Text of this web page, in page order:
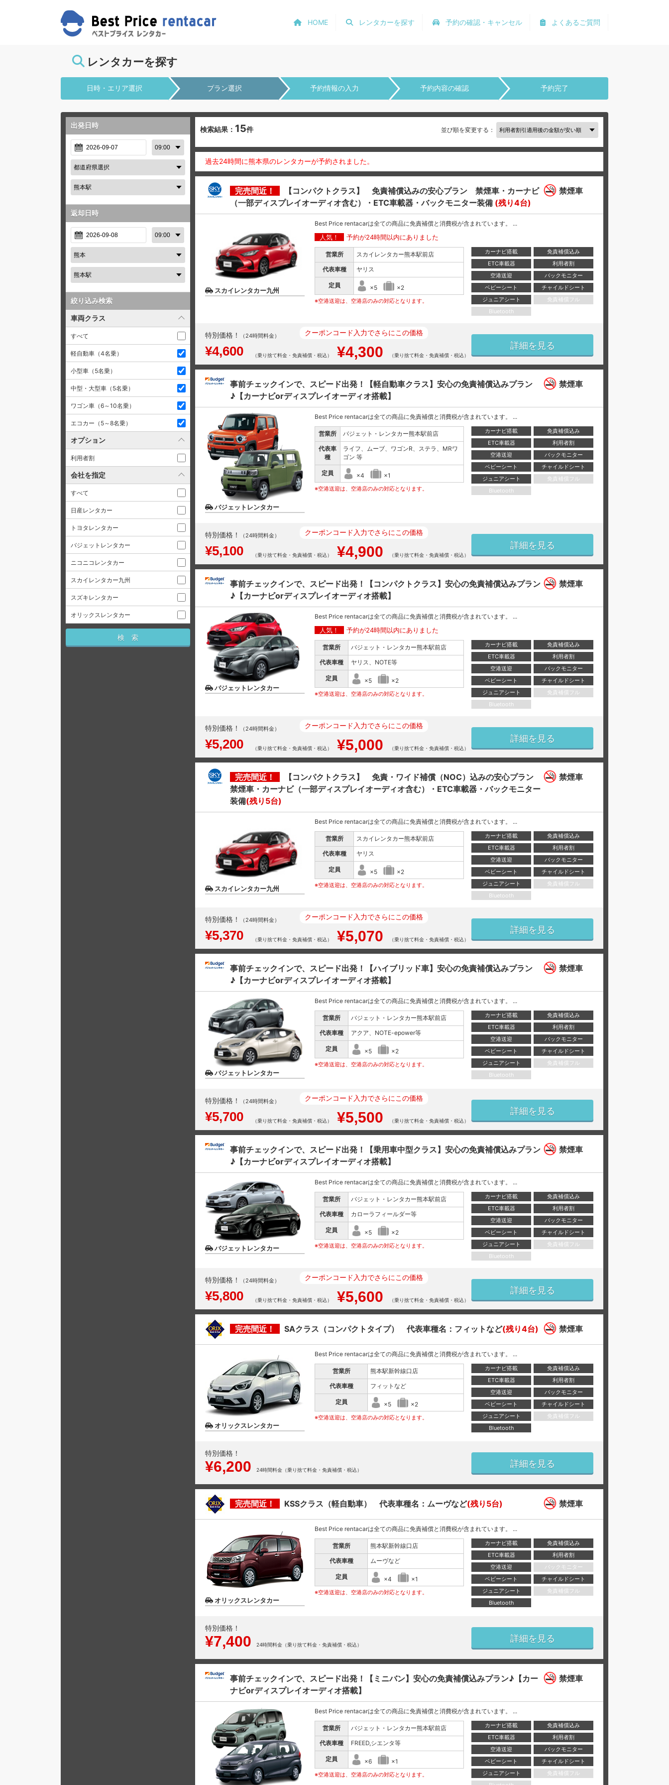
よくあるご質問
予約の確認・キャンセル
レンタカーを探す
HOME
レンタカーを探す
日時・エリア選択 プラン選択 予約情報の入力 予約内容の確認 予約完了
出発日時
返却日時
絞り込み検索
車両クラス
すべて
軽自動車（4名乗）
小型車（5名乗）
中型・大型車（5名乗）
ワゴン車（6～10名乗）
エコカー（5～8名乗）
オプション
利用者割
会社を指定
すべて
日産レンタカー
トヨタレンタカー
バジェットレンタカー
ニコニコレンタカー
スカイレンタカー九州
スズキレンタカー
オリックスレンタカー
検索結果： 15件 並び順を変更する：
過去24時間に熊本県のレンタカーが予約されました。
完売間近！
【コンパクトクラス】 免責補償込みの安心プラン 禁煙車・カーナビ
（一部ディスプレイオーディオ含む）・ETC車載器・バックモニター装備 (残り4台)
禁煙車
スカイレンタカー九州
Best Price rentacarは全ての商品に免責補償と消費税が含まれています。 ...
人気！ 予約が24時間以内にありました
営業所
スカイレンタカー熊本駅前店
代表車種
ヤリス
定員 ×5 ×2
※空港送迎は、空港店のみの対応となります。
カーナビ搭載
免責補償込み
ETC車載器
利用者割
空港送迎
バックモニター
ベビーシート
チャイルドシート
ジュニアシート
免責補償フル
Bluetooth
特別価格！ （24時間料金）
¥4,600 （乗り捨て料金・免責補償・税込）
クーポンコード入力でさらにこの価格
¥4,300 （乗り捨て料金・免責補償・税込）
詳細を見る
事前チェックインで、スピード出発！【軽自動車クラス】安心の免責補償込みプラン
♪【カーナビorディスプレイオーディオ搭載】
禁煙車
バジェットレンタカー
Best Price rentacarは全ての商品に免責補償と消費税が含まれています。 ...
営業所
バジェット・レンタカー熊本駅前店
代表車
種
ライフ、ムーブ、ワゴンR、ステラ、MRワ
ゴン 等
定員 ×4 ×1
※空港送迎は、空港店のみの対応となります。
カーナビ搭載
免責補償込み
ETC車載器
利用者割
空港送迎
バックモニター
ベビーシート
チャイルドシート
ジュニアシート
免責補償フル
Bluetooth
特別価格！ （24時間料金）
¥5,100 （乗り捨て料金・免責補償・税込）
クーポンコード入力でさらにこの価格
¥4,900 （乗り捨て料金・免責補償・税込）
詳細を見る
事前チェックインで、スピード出発！【コンパクトクラス】安心の免責補償込みプラン
♪【カーナビorディスプレイオーディオ搭載】
禁煙車
バジェットレンタカー
Best Price rentacarは全ての商品に免責補償と消費税が含まれています。 ...
人気！ 予約が24時間以内にありました
営業所
バジェット・レンタカー熊本駅前店
代表車種
ヤリス、NOTE等
定員 ×5 ×2
※空港送迎は、空港店のみの対応となります。
カーナビ搭載
免責補償込み
ETC車載器
利用者割
空港送迎
バックモニター
ベビーシート
チャイルドシート
ジュニアシート
免責補償フル
Bluetooth
特別価格！ （24時間料金）
¥5,200 （乗り捨て料金・免責補償・税込）
クーポンコード入力でさらにこの価格
¥5,000 （乗り捨て料金・免責補償・税込）
詳細を見る
完売間近！
【コンパクトクラス】 免責・ワイド補償（NOC）込みの安心プラン
禁煙車・カーナビ（一部ディスプレイオーディオ含む）・ETC車載器・バックモニター
装備(残り5台)
禁煙車
スカイレンタカー九州
Best Price rentacarは全ての商品に免責補償と消費税が含まれています。 ...
営業所
スカイレンタカー熊本駅前店
代表車種
ヤリス
定員 ×5 ×2
※空港送迎は、空港店のみの対応となります。
カーナビ搭載
免責補償込み
ETC車載器
利用者割
空港送迎
バックモニター
ベビーシート
チャイルドシート
ジュニアシート
免責補償フル
Bluetooth
特別価格！ （24時間料金）
¥5,370 （乗り捨て料金・免責補償・税込）
クーポンコード入力でさらにこの価格
¥5,070 （乗り捨て料金・免責補償・税込）
詳細を見る
事前チェックインで、スピード出発！【ハイブリッド車】安心の免責補償込みプラン
♪【カーナビorディスプレイオーディオ搭載】
禁煙車
バジェットレンタカー
Best Price rentacarは全ての商品に免責補償と消費税が含まれています。 ...
営業所
バジェット・レンタカー熊本駅前店
代表車種
アクア、NOTE-epower等
定員 ×5 ×2
※空港送迎は、空港店のみの対応となります。
カーナビ搭載
免責補償込み
ETC車載器
利用者割
空港送迎
バックモニター
ベビーシート
チャイルドシート
ジュニアシート
免責補償フル
Bluetooth
特別価格！ （24時間料金）
¥5,700 （乗り捨て料金・免責補償・税込）
クーポンコード入力でさらにこの価格
¥5,500 （乗り捨て料金・免責補償・税込）
詳細を見る
事前チェックインで、スピード出発！【乗用車中型クラス】安心の免責補償込みプラン
♪【カーナビorディスプレイオーディオ搭載】
禁煙車
バジェットレンタカー
Best Price rentacarは全ての商品に免責補償と消費税が含まれています。 ...
営業所
バジェット・レンタカー熊本駅前店
代表車種
カローラフィールダー等
定員 ×5 ×2
※空港送迎は、空港店のみの対応となります。
カーナビ搭載
免責補償込み
ETC車載器
利用者割
空港送迎
バックモニター
ベビーシート
チャイルドシート
ジュニアシート
免責補償フル
Bluetooth
特別価格！ （24時間料金）
¥5,800 （乗り捨て料金・免責補償・税込）
クーポンコード入力でさらにこの価格
¥5,600 （乗り捨て料金・免責補償・税込）
詳細を見る
完売間近！ SAクラス（コンパクトタイプ） 代表車種名：フィットなど(残り4台) 禁煙車
オリックスレンタカー
Best Price rentacarは全ての商品に免責補償と消費税が含まれています。 ...
営業所
熊本駅新幹線口店
代表車種
フィットなど
定員 ×5 ×2
※空港送迎は、空港店のみの対応となります。
カーナビ搭載
免責補償込み
ETC車載器
利用者割
空港送迎
バックモニター
ベビーシート
チャイルドシート
ジュニアシート
免責補償フル
Bluetooth
特別価格！
¥6,200 24時間料金（乗り捨て料金・免責補償・税込）
詳細を見る
完売間近！ KSSクラス（軽自動車） 代表車種名：ムーヴなど(残り5台) 禁煙車
オリックスレンタカー
Best Price rentacarは全ての商品に免責補償と消費税が含まれています。 ...
営業所
熊本駅新幹線口店
代表車種
ムーヴなど
定員 ×4 ×1
※空港送迎は、空港店のみの対応となります。
カーナビ搭載
免責補償込み
ETC車載器
利用者割
空港送迎
バックモニター
ベビーシート
チャイルドシート
ジュニアシート
免責補償フル
Bluetooth
特別価格！
¥7,400 24時間料金（乗り捨て料金・免責補償・税込）
詳細を見る
事前チェックインで、スピード出発！【ミニバン】安心の免責補償込みプラン♪【カー
ナビorディスプレイオーディオ搭載】
禁煙車
Best Price rentacarは全ての商品に免責補償と消費税が含まれています。 ...
営業所
バジェット・レンタカー熊本駅前店
代表車種
FREED,シエンタ等
定員 ×6 ×1
※空港送迎は、空港店のみの対応となります。
カーナビ搭載
免責補償込み
ETC車載器
利用者割
空港送迎
バックモニター
ベビーシート
チャイルドシート
ジュニアシート
免責補償フル